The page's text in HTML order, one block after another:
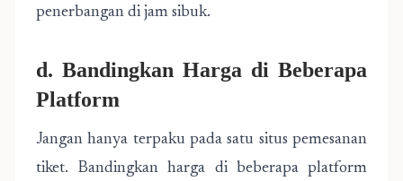
penerbangan di jam sibuk.
d. Bandingkan Harga di Beberapa
Platform
Jangan hanya terpaku pada satu situs pemesanan
tiket. Bandingkan harga di beberapa platform